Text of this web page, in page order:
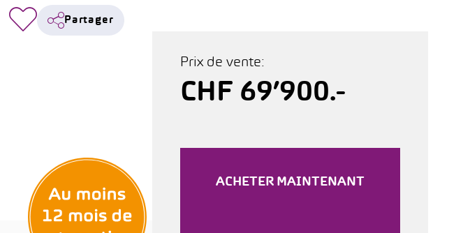
Partager
Prix de vente:
CHF 69’900.-
ACHETER MAINTENANT